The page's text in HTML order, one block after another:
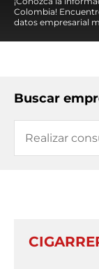
Colombia!
datos empresarial
Buscar